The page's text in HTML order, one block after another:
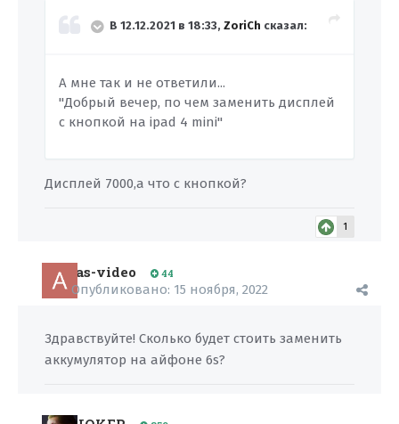
В 12.12.2021 в 18:33, ZoriCh сказал:
А мне так и не ответили...
"Добрый вечер, по чем заменить дисплей
с кнопкой на ipad 4 mini"
Дисплей 7000,а что с кнопкой?
1
as-video 44
Опубликовано: 15 ноября, 2022
Здравствуйте! Сколько будет стоить заменить
аккумулятор на айфоне 6s?